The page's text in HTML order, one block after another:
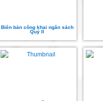
Tuần học thứ 12
Từ ngày 17 đến ngày 21/11/
Biên bản công khai ngân sách
Quý II